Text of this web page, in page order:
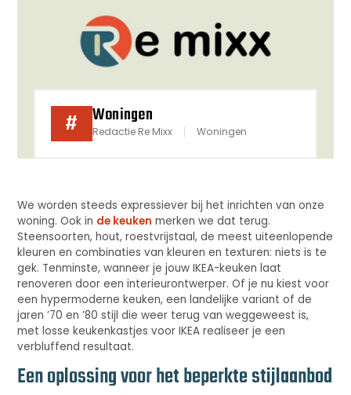
# Woningen
Redactie Re Mixx Woningen
We worden steeds expressiever bij het inrichten van onze
woning. Ook in de keuken merken we dat terug.
Steensoorten, hout, roestvrijstaal, de meest uiteenlopende
kleuren en combinaties van kleuren en texturen: niets is te
gek. Tenminste, wanneer je jouw IKEA-keuken laat
renoveren door een interieurontwerper. Of je nu kiest voor
een hypermoderne keuken, een landelijke variant of de
jaren ’70 en ’80 stijl die weer terug van weggeweest is,
met losse keukenkastjes voor IKEA realiseer je een
verbluffend resultaat.
Een oplossing voor het beperkte stijlaanbod